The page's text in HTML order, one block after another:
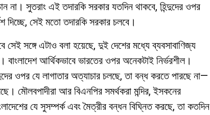
না। সুতরাং এই তদারকি সরকার যতদিন থাকবে, হিন্দুদের ওপর
দিচ্ছে, সেই মতো তদারকি সরকার চলবে।
সঙ্গে এটাও বলা হয়েছে, দুই দেশের মধ্যে ব্যবসাবাণিজ্য
আর্থিকভাবে ভারতের ওপর অনেকটাই নির্ভরশীল।
ওপর যে লাগাতার অত্যাচার চলছে, তা বন্ধ করতে পারছে না—
মৌলবপাদীরা আর বিএনপির সমর্থকরা মন্দির, ইসকনের
যে সুসম্পর্ক এবং মৈত্রীর বন্ধন বিঘ্নিত করছে, তা কতদিন